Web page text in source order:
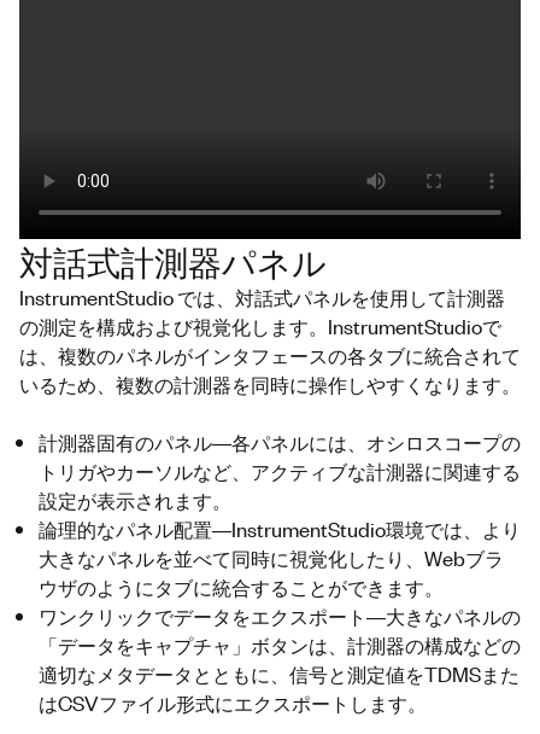
対話式計測器パネル
InstrumentStudio では、対話式パネルを使用して計測器
の測定を構成および視覚化します。InstrumentStudioで
は、複数のパネルがインタフェースの各タブに統合されて
いるため、複数の計測器を同時に操作しやすくなります。
計測器固有のパネル―各パネルには、オシロスコープの
トリガやカーソルなど、アクティブな計測器に関連する
設定が表示されます。
論理的なパネル配置―InstrumentStudio環境では、より
大きなパネルを並べて同時に視覚化したり、Webブラ
ウザのようにタブに統合することができます。
ワンクリックでデータをエクスポート―大きなパネルの
「データをキャプチャ」ボタンは、計測器の構成などの
適切なメタデータとともに、信号と測定値をTDMSまた
はCSVファイル形式にエクスポートします。